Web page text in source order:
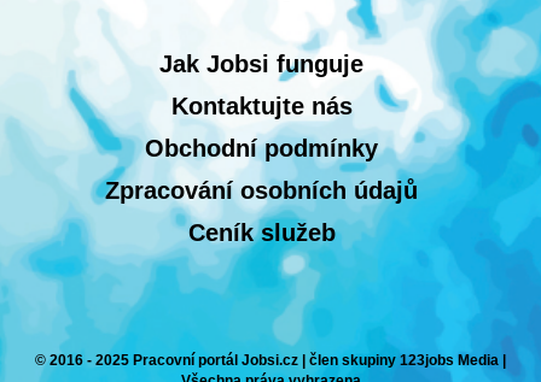
Jak Jobsi funguje
Kontaktujte nás
Obchodní podmínky
Zpracování osobních údajů
Ceník služeb
© 2016 - 2025 Pracovní portál Jobsi.cz | člen skupiny 123jobs Media |